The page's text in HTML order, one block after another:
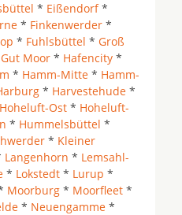
* Eißendorf*
* Finkenwerder *
* Fuhlsbüttel * Groß
Gut Moor * Hafencity *
* Hamm-Mitte * Hamm-
* Harvestehude *
Hoheluft-Ost * Hoheluft-
* Hummelsbüttel *
* Kleiner
Langenhorn * Lemsahl-
* Lokstedt * Lurup *
Moorburg * Moorfleet *
* Neuengamme *